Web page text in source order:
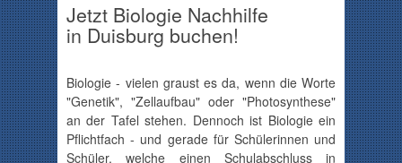
Jetzt Biologie Nachhilfe
in Duisburg buchen!
Biologie - vielen graust es da, wenn die Worte
"Genetik", "Zellaufbau" oder "Photosynthese"
an der Tafel stehen. Dennoch ist Biologie ein
Pflichtfach - und gerade für Schülerinnen und
Schüler, welche einen Schulabschluss in